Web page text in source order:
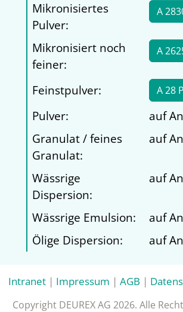
Mikronisiertes
Pulver:
A
Mikronisiert noch
feiner:
A
Feinstpulver: A 28 P
Pulver:
auf
Granulat / feines
Granulat:
auf
Wässrige
Dispersion:
auf
Wässrige Emulsion:
auf
Ölige Dispersion:
auf
Intranet | Impressum | AGB |
Copyright DEUREX AG 2026. Alle